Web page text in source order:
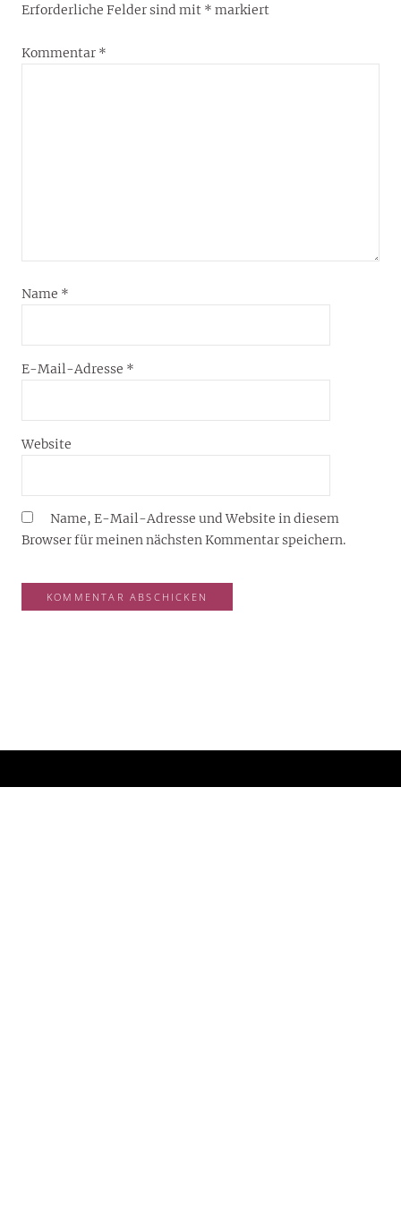
Erforderliche Felder sind mit * markiert
Kommentar *
Name *
E-Mail-Adresse *
Website
Name, E-Mail-Adresse und Website in diesem
Browser für meinen nächsten Kommentar speichern.